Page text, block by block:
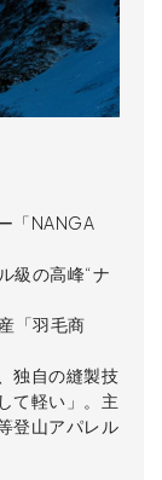
「NANGA
級の高峰“ナ
「羽毛商
独自の縫製技
て軽い」。主
登山アパレル